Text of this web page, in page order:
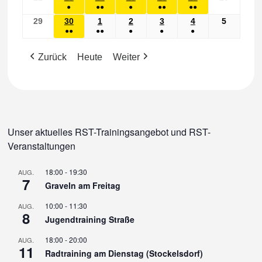
VERANSTALTUNG)
VERANSTALTUNGEN)
VERANSTALTUNGEN)
VERANSTALTUNGEN)
VERANSTALTUNGEN)
2026
2026
●
(1
VERANSTALTUNG)
●●
(2
VERANSTALTUNGEN)
●
(1
VERANSTALTUNG)
●●
(2
VERANSTALTUNGEN)
●●
(2
2929.
3030.
●●
VERANSTALTUNGEN)
11.
JULI
●●
VERANSTALTUNGEN)
22.
●
VERANSTALTUNG)
33.
●
44.
●
5
Zurück Heute Weiter
Unser aktuelles RST-Trainingsangebot und RST-
Veranstaltungen
AUG.
7
18:00 - 19:30
Graveln am Freitag
AUG.
8
10:00 - 11:30
Jugendtraining Straße
AUG.
11
18:00 -20:00
Radtraining am Dienstag (Stockelsdorf)